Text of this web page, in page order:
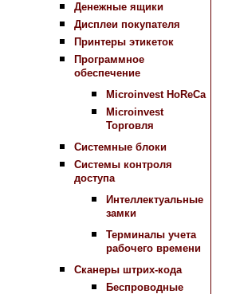
Денежные ящики
Дисплеи покупателя
Принтеры этикеток
Программное
обеспечение
Microinvest HoReCa
Microinvest
Торговля
Системные блоки
Системы контроля
доступа
Интеллектуальные
замки
Терминалы учета
рабочего времени
Сканеры штрих-кода
Беспроводные